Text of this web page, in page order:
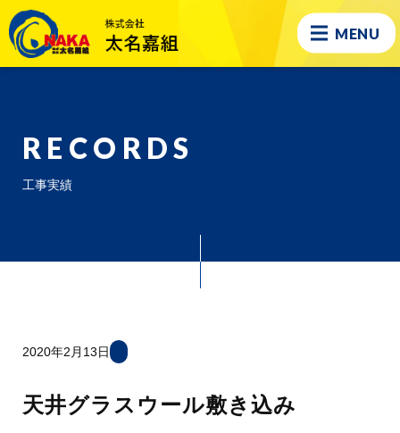
MENU
RECORDS
工事実績
2020年2月13日
天井グラスウール敷き込み